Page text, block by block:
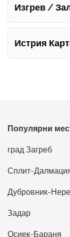
Изгрев /
Истрия
Популярни
град Загреб
Сплит-
Дубровник-
Задар
Осиек-Бараня